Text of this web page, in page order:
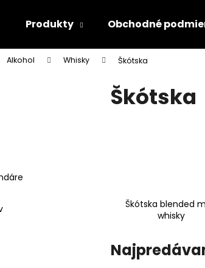
Produkty Obchodné
Alkohol Whisky Škótska
Škótska
Škótska blended
whisky
Čo